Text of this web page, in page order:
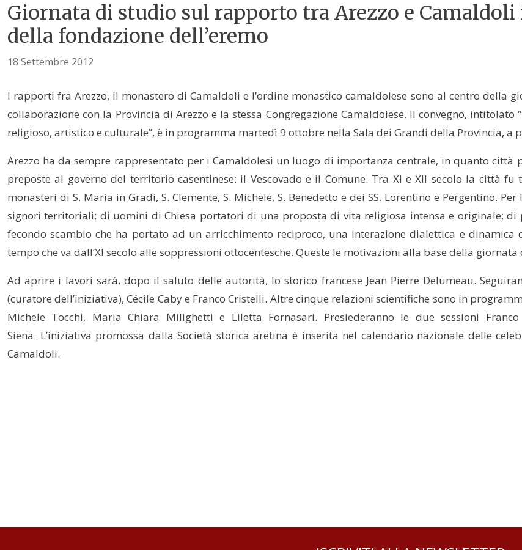
Giornata di studio sul rapporto tra Arezzo e
della fondazione dell’eremo
18 Settembre 2012
I rapporti fra Arezzo, il monastero di Camaldoli e l’ordine monastico camaldolese sono al centro della
collaborazione con la Provincia di Arezzo e la stessa Congregazione Camaldolese. Il convegno,
religioso, artistico e culturale”, è in programma martedì 9 ottobre nella Sala dei Grandi della Provincia, a
Arezzo ha da sempre rappresentato per i Camaldolesi un luogo di importanza centrale, in quanto città
preposte al governo del territorio casentinese: il Vescovado e il Comune. Tra XI e XII secolo la città fu
monasteri di S. Maria in Gradi, S. Clemente, S. Michele, S. Benedetto e dei SS. Lorentino e Pergentino.
signori territoriali; di uomini di Chiesa portatori di una proposta di vita religiosa intensa e originale;
fecondo scambio che ha portato ad un arricchimento reciproco, una interazione dialettica e
tempo che va dall’XI secolo alle soppressioni ottocentesche. Queste le motivazioni alla base della
Ad aprire i lavori sarà, dopo il saluto delle autorità, lo storico francese Jean Pierre Delumeau.
(curatore dell’iniziativa), Cécile Caby e Franco Cristelli. Altre cinque relazioni scientifiche sono in
Michele Tocchi, Maria Chiara Milighetti e Liletta Fornasari. Presiederanno le due sessioni
Siena. L’iniziativa promossa dalla Società storica aretina è inserita nel calendario nazionale delle
Camaldoli.